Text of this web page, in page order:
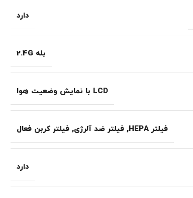
دارد
بله 2.4G
LCD با نمایش وضعیت هوا
فیلتر HEPA ,فیلتر ضد آلرژی,فیلتر کربن فعال
دارد